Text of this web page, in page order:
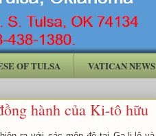
OF TULSA VATICAN NEWS
hành của Ki-tô hữu